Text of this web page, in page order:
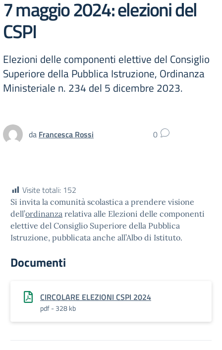
7 maggio 2024: elezioni del
CSPI
Elezioni delle componenti elettive del Consiglio
Superiore della Pubblica Istruzione, Ordinanza
Ministeriale n. 234 del 5 dicembre 2023.
da Francesca Rossi 0
Visite totali: 152
Si invita la comunità scolastica a prendere visione
dell’ordinanza relativa alle Elezioni delle componenti
elettive del Consiglio Superiore della Pubblica
Istruzione, pubblicata anche all’Albo di Istituto.
Documenti
CIRCOLARE ELEZIONI CSPI 2024
pdf - 328 kb